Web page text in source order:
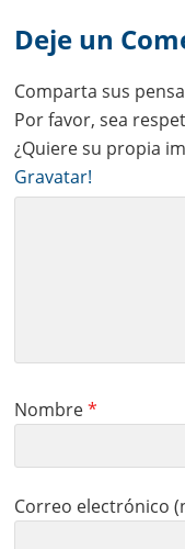
Deje un
Comparta sus
Por favor, sea
¿Quiere su propia
Gravatar!
Nombre*
Correo electrónico